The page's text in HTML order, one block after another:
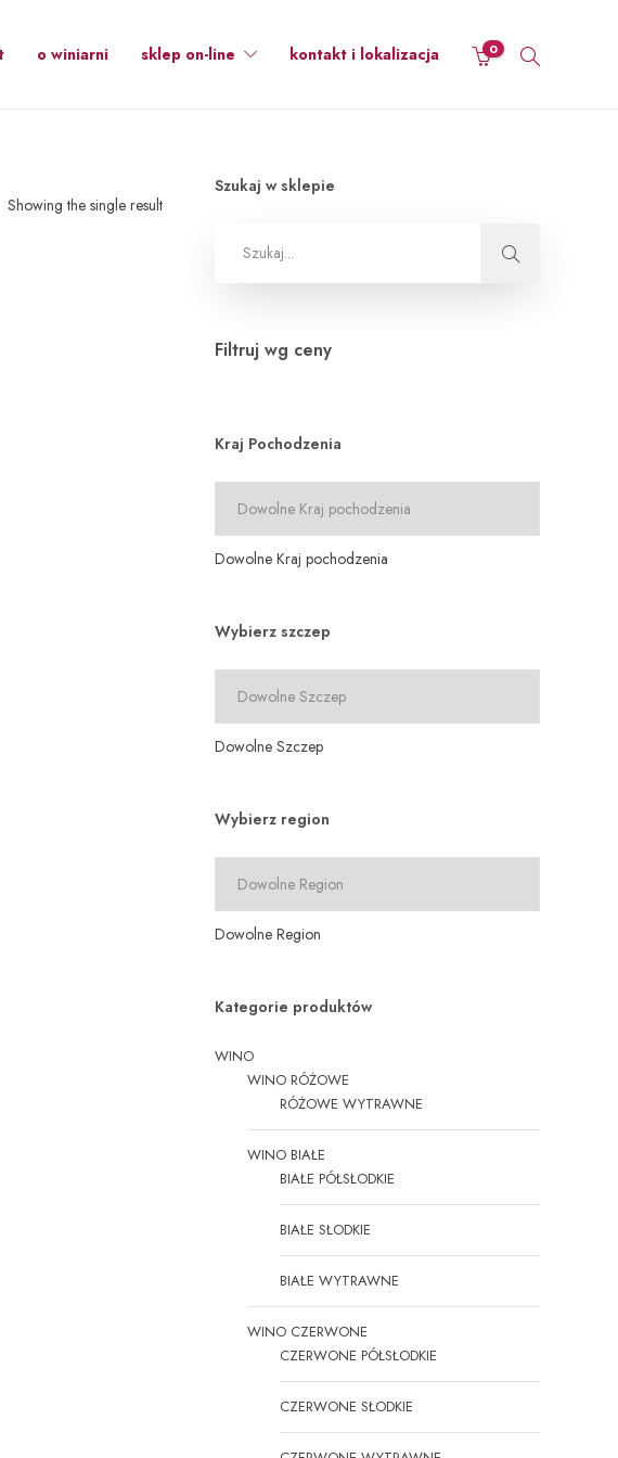
o winiarni sklep on-line kontakt i lokalizacja 0
Showing the single result
Szukaj w sklepie
Filtruj wg ceny
Kraj Pochodzenia
Dowolne Kraj pochodzenia
Wybierz szczep
Dowolne Szczep
Wybierz region
Dowolne Region
Kategorie produktów
WINO
WINO RÓŻOWE
RÓŻOWE WYTRAWNE
WINO BIAŁE
BIAŁE PÓŁSŁODKIE
BIAŁE SŁODKIE
BIAŁE WYTRAWNE
WINO CZERWONE
CZERWONE PÓŁSŁODKIE
CZERWONE SŁODKIE